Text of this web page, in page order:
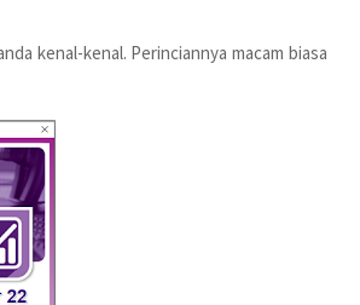
kenal-kenal. Perinciannya macam biasa